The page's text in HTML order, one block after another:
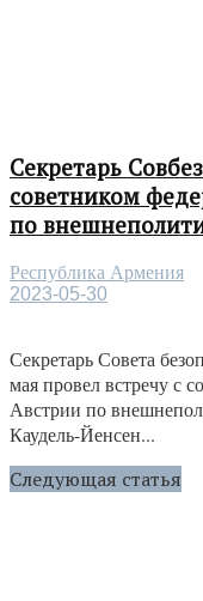
Секретарь
советником
по
Республика Армения
2023-05-30
Секретарь Совета
мая провел встречу с
Австрии по
Каудель-Йенсен...
Следующая статья